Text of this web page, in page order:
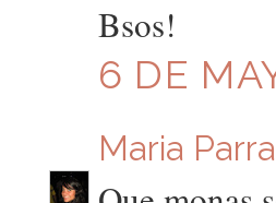
Bsos!
6 DE
Maria